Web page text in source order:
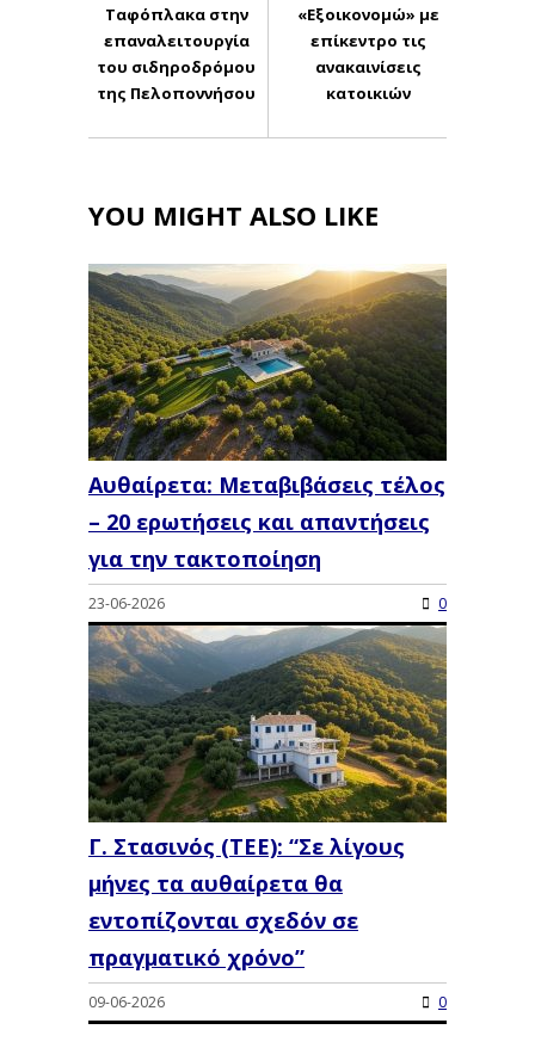
Ταφόπλακα στην
επαναλειτουργία
του σιδηροδρόμου
της Πελοποννήσου
«Εξοικονομώ» με
επίκεντρο τις
ανακαινίσεις
κατοικιών
YOU MIGHT ALSO LIKE
Αυθαίρετα: Μεταβιβάσεις τέλος
– 20 ερωτήσεις και απαντήσεις
για την τακτοποίηση
23-06-2026 0
Γ. Στασινός (ΤΕΕ): “Σε λίγους
μήνες τα αυθαίρετα θα
εντοπίζονται σχεδόν σε
πραγματικό χρόνο”
09-06-2026 0